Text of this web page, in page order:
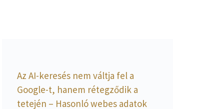
Az AI-keresés nem váltja fel a
Google-t, hanem rétegződik a
tetején – Hasonló webes adatok